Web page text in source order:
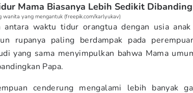
Mama Biasanya Lebih Sedikit
wanita yang mengantuk (freepik.com/karlyukav)
antara waktu tidur orangtua dengan usia
rupanya paling berdampak pada
yang sama menyimpulkan bahwa Mama
Papa.
cenderung mengalami lebih banyak